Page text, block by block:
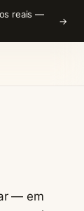
reais —
→
— em